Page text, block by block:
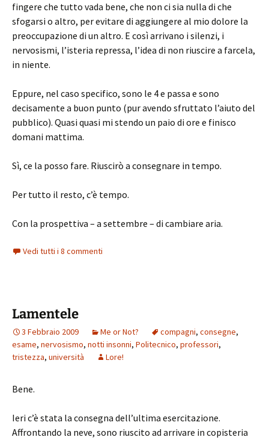
fingere che tutto vada bene, che non ci sia nulla di che
sfogarsi o altro, per evitare di aggiungere al mio dolore la
preoccupazione di un altro. E così arrivano i silenzi, i
nervosismi, l’isteria repressa, l’idea di non riuscire a farcela,
in niente.
Eppure, nel caso specifico, sono le 4 e passa e sono
decisamente a buon punto (pur avendo sfruttato l’aiuto del
pubblico). Quasi quasi mi stendo un paio di ore e finisco
domani mattima.
Sì, ce la posso fare. Riuscirò a consegnare in tempo.
Per tutto il resto, c’è tempo.
Con la prospettiva – a settembre – di cambiare aria.
Vedi tutti i 8 commenti
Lamentele
3 Febbraio 2009 Me or Not? compagni, consegne,
esame, nervosismo, notti insonni, Politecnico, professori,
tristezza, università Lore!
Bene.
Ieri c’è stata la consegna dell’ultima esercitazione.
Affrontando la neve, sono riuscito ad arrivare in copisteria